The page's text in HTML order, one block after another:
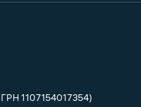
1107154017354)